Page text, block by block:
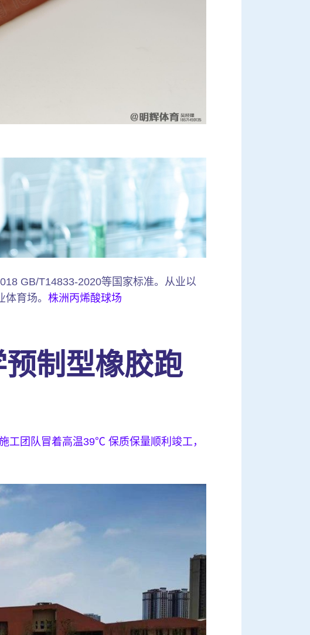
GB/T14833-2020等国家标准。从业以
育场。 株洲丙烯酸球场
制型橡胶跑
工团队冒着高温39℃ 保质保量顺利竣工，